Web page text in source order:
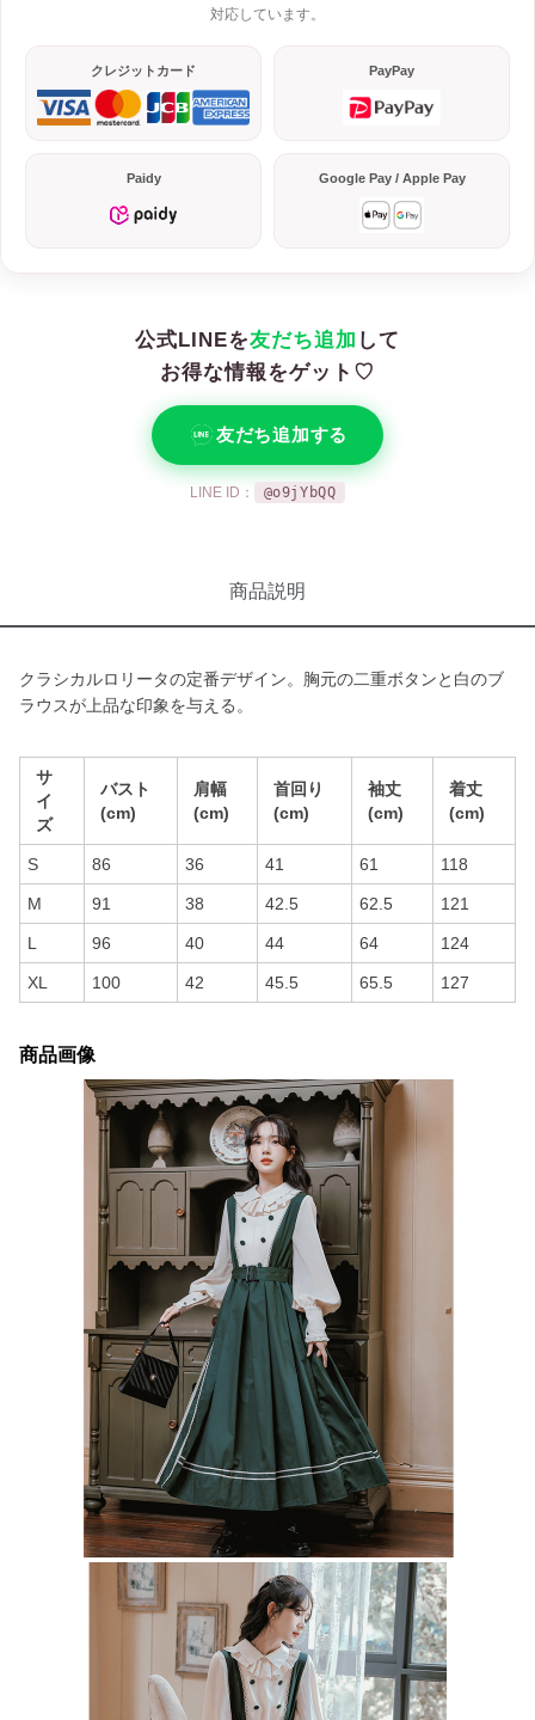
対応しています。
クレジットカード PayPay
Paidy Google Pay / Apple Pay
公式LINEを友だち追加 して
お得な情報をゲット♡
友だち追加する
LINE ID： @o9jYbQQ
商品説明
クラシカルロリータの定番デザイン。胸元の二重ボタンと白のブ
ラウスが上品な印象を与える。
サ
イ
ズ
バスト
(cm)
肩幅
(cm)
首回り
(cm)
袖丈
(cm)
着丈
(cm)
S 86 36 41 61 118
M 91 38 42.5 62.5 121
L 96 40 44 64 124
XL 100 42 45.5 65.5 127
商品画像